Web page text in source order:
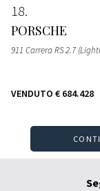
18
PORSCHE
911 Carrera RS 2.7
VENDUTO € 684.428